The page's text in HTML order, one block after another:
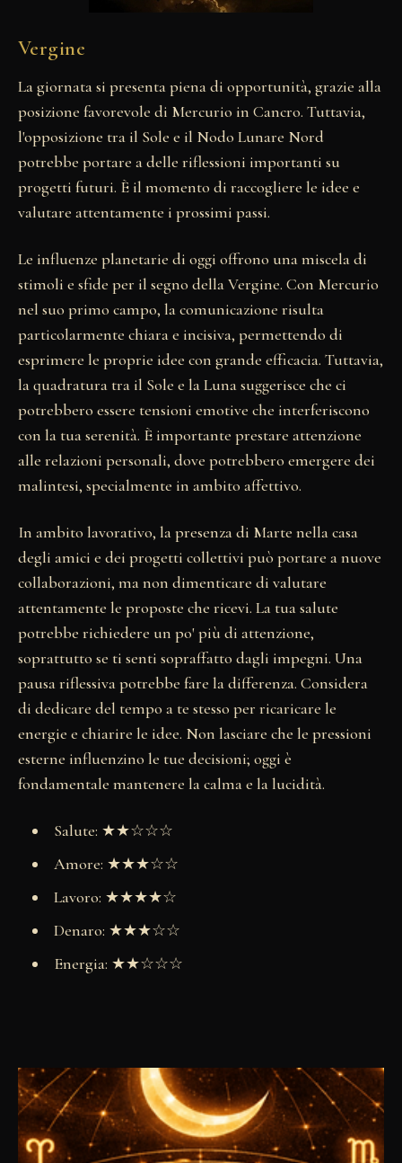
Vergine
La giornata si presenta piena di opportunità, grazie alla
posizione favorevole di Mercurio in Cancro. Tuttavia,
l'opposizione tra il Sole e il Nodo Lunare Nord
potrebbe portare a delle riflessioni importanti su
progetti futuri. È il momento di raccogliere le idee e
valutare attentamente i prossimi passi.
Le influenze planetarie di oggi offrono una miscela di
stimoli e sfide per il segno della Vergine. Con Mercurio
nel suo primo campo, la comunicazione risulta
particolarmente chiara e incisiva, permettendo di
esprimere le proprie idee con grande efficacia. Tuttavia,
la quadratura tra il Sole e la Luna suggerisce che ci
potrebbero essere tensioni emotive che interferiscono
con la tua serenità. È importante prestare attenzione
alle relazioni personali, dove potrebbero emergere dei
malintesi, specialmente in ambito affettivo.
In ambito lavorativo, la presenza di Marte nella casa
degli amici e dei progetti collettivi può portare a nuove
collaborazioni, ma non dimenticare di valutare
attentamente le proposte che ricevi. La tua salute
potrebbe richiedere un po' più di attenzione,
soprattutto se ti senti sopraffatto dagli impegni. Una
pausa riflessiva potrebbe fare la differenza. Considera
di dedicare del tempo a te stesso per ricaricare le
energie e chiarire le idee. Non lasciare che le pressioni
esterne influenzino le tue decisioni; oggi è
fondamentale mantenere la calma e la lucidità.
Salute: ★★☆☆☆
Amore: ★★★☆☆
Lavoro: ★★★★☆
Denaro: ★★★☆☆
Energia: ★★☆☆☆